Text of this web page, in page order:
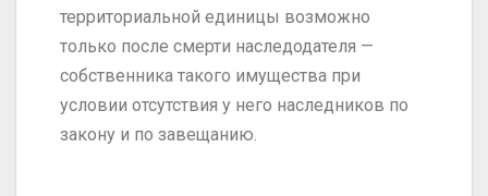
территориальной единицы возможно
только после смерти наследодателя —
собственника такого имущества при
условии отсутствия у него наследников по
закону и по завещанию.